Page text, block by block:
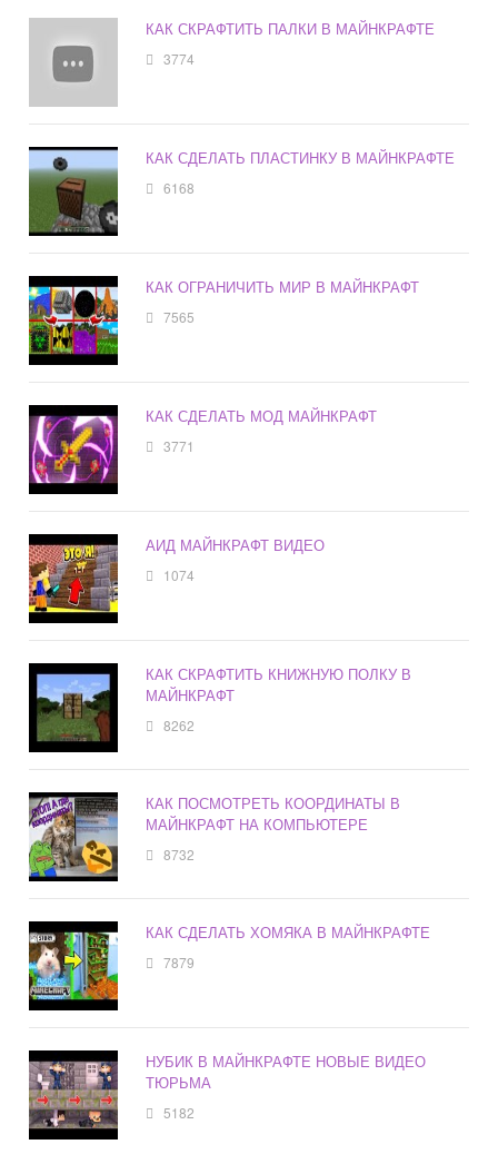
КАК СКРАФТИТЬ ПАЛКИ В МАЙНКРАФТЕ
3774
КАК СДЕЛАТЬ ПЛАСТИНКУ В МАЙНКРАФТЕ
6168
КАК ОГРАНИЧИТЬ МИР В МАЙНКРАФТ
7565
КАК СДЕЛАТЬ МОД МАЙНКРАФТ
3771
АИД МАЙНКРАФТ ВИДЕО
1074
КАК СКРАФТИТЬ КНИЖНУЮ ПОЛКУ В
МАЙНКРАФТ
8262
КАК ПОСМОТРЕТЬ КООРДИНАТЫ В
МАЙНКРАФТ НА КОМПЬЮТЕРЕ
8732
КАК СДЕЛАТЬ ХОМЯКА В МАЙНКРАФТЕ
7879
НУБИК В МАЙНКРАФТЕ НОВЫЕ ВИДЕО
ТЮРЬМА
5182